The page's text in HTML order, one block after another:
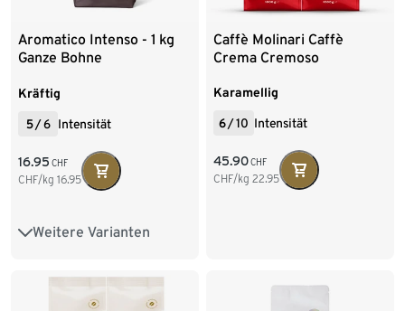
Aromatico Intenso - 1 kg
Ganze Bohne
Kräftig
5 /6 Intensität
16.95 CHF
CHF/kg 16.95
Weitere Varianten
1 kg Ganze Bohne
Caffè Molinari Caffè
Crema Cremoso
Karamellig
6/10 Intensität
45.90CHF
CHF/kg 22.95